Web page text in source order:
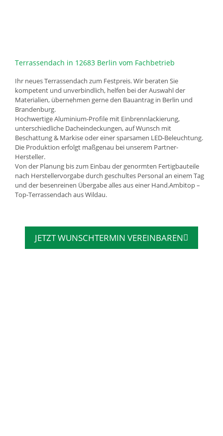
Terrassendach in 12683 Berlin vom Fachbetrieb
Ihr neues Terrassendach zum Festpreis. Wir beraten Sie
kompetent und unverbindlich, helfen bei der Auswahl der
Materialien, übernehmen gerne den Bauantrag in Berlin und
Brandenburg.
Hochwertige Aluminium-Profile mit Einbrennlackierung,
unterschiedliche Dacheindeckungen, auf Wunsch mit
Beschattung & Markise oder einer sparsamen LED-Beleuchtung.
Die Produktion erfolgt maßgenau bei unserem Partner-
Hersteller.
Von der Planung bis zum Einbau der genormten Fertigbauteile
nach Herstellervorgabe durch geschultes Personal an einem Tag
und der besenreinen Übergabe alles aus einer Hand.Ambitop –
Top-Terrassendach aus Wildau.
JETZT WUNSCHTERMIN VEREINBAREN